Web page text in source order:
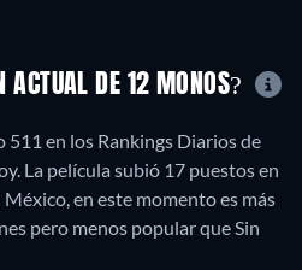
ACTUAL DE 12 MONOS?
511 en los Rankings Diarios de
La película subió 17 puestos en
en este momento es más
pero menos popular que Sin